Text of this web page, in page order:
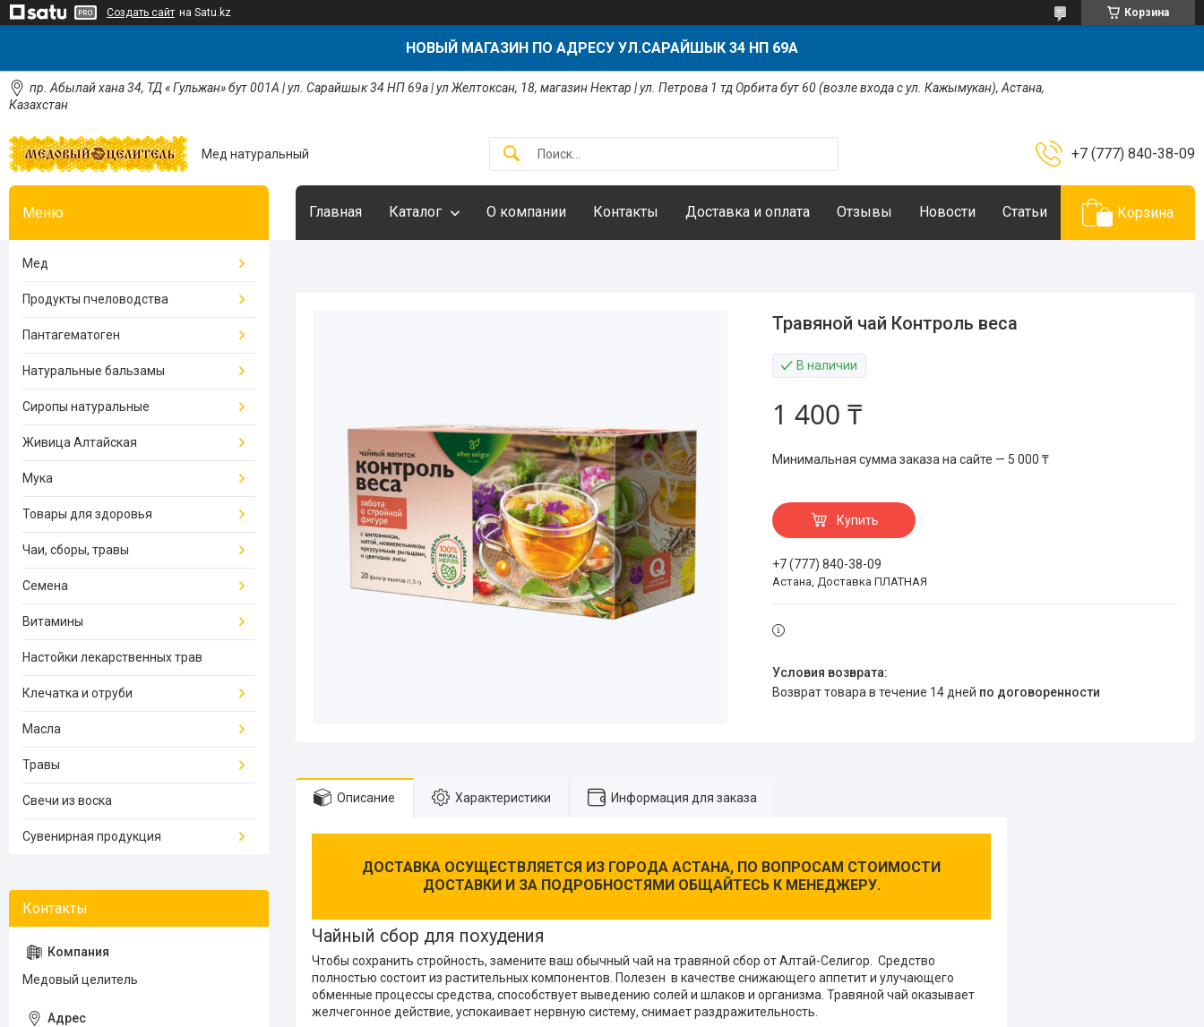
Создать сайт на Satu.kz Корзина
НОВЫЙ МАГАЗИН ПО АДРЕСУ УЛ.САРАЙШЫК 34 НП 69А
пр. Абылай хана 34, ТД « Гульжан» бут 001А | ул. Сарайшык 34 НП 69а | ул Желтоксан, 18, магазин Нектар | ул. Петрова 1 тд Орбита бут 60 (возле входа с ул. Кажымукан), Астана,
Казахстан
Мед натуральный +7 (777) 840-38-09
Главная Каталог О компании Контакты Доставка и оплата Отзывы Новости Статьи Корзина
Травяной чай Контроль веса
В наличии
1 400 ₸
Минимальная сумма заказа на сайте — 5 000 ₸
Купить
+7 (777) 840-38-09
Астана, Доставка ПЛАТНАЯ
возврат товара в течение 14 дней по договоренности
Описание Характеристики Информация для заказа
ДОСТАВКА ОСУЩЕСТВЛЯЕТСЯ ИЗ ГОРОДА АСТАНА, ПО ВОПРОСАМ СТОИМОСТИ
ДОСТАВКИ И ЗА ПОДРОБНОСТЯМИ ОБЩАЙТЕСЬ К МЕНЕДЖЕРУ.
Чайный сбор для похудения
Чтобы сохранить стройность, замените ваш обычный чай на травяной сбор от Алтай-Селигор. Средство
полностью состоит из растительных компонентов. Полезен в качестве снижающего аппетит и улучающего
обменные процессы средства, способствует выведению солей и шлаков и организма. Травяной чай оказывает
желчегонное действие, успокаивает нервную систему, снимает раздражительность.
Мед
Продукты пчеловодства
Пантагематоген
Натуральные бальзамы
Сиропы натуральные
Живица Алтайская
Мука
Товары для здоровья
Чаи, сборы, травы
Семена
Витамины
Настойки лекарственных трав
Клечатка и отруби
Масла
Травы
Свечи из воска
Сувенирная продукция
Медовый целитель